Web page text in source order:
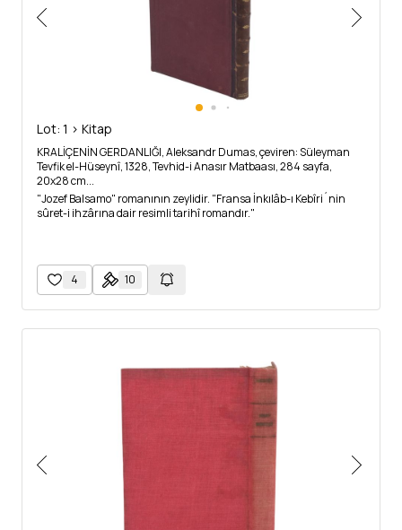
Lot: 1 > Kitap
KRALİÇENİN GERDANLIĞI, Aleksandr Dumas, çeviren: Süleyman
Tevfik el-Hüseynî, 1328, Tevhid-i Anasır Matbaası, 284 sayfa,
20x28 cm...
"Jozef Balsamo" romanının zeylidir. "Fransa İnkılâb-ı Kebîri´nin
sûret-i ihzârına dair resimli tarihî romandır."
4 10